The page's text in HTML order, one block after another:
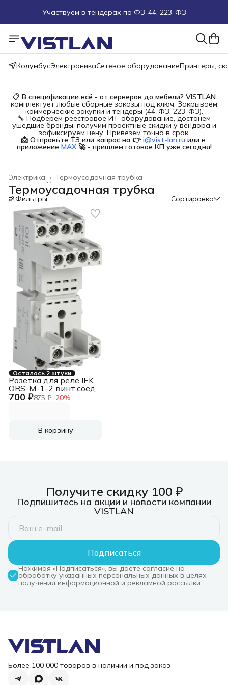
Участвуем в тендерах по ФЗ-44, 223-ФЗ
Поможем подобрать оборудование под ТЗ
Пуско-наладочные работы
Более 100 000 позиций в наличии и под заказ
КолумбусЭлектроникаСетевое оборудованиеПринтеры,
📋 В спецификации всё - от серверов до мебели? VISTLAN
комплектует любые сборные заказы под ключ. Закрываем
коммерческие закупки и тендеры (44-ФЗ, 223-ФЗ).
🔧 Подберем реестровое ИТ-оборудование, достанем
ушедшие бренды, получим проектные скидки у вендора и
зафиксируем цену. Привезем точно в срок.
📩 Отправьте ТЗ или запрос на 👉 i@vist-lan.ru или в
приложение MAX 🚀 - пришлем готовое КП уже сегодня!
Термоусадочная трубка
Электрика ›
Строительство и ремонт ›
Главная
Термоусадочная трубка
Фильтры Сортировка
Осталось 2 штуки
700 ₽875 ₽−20%
Розетка для реле IEK
ORS-M-1-2 винт.соед.
300 (ORS-M-1-2-G)
В корзину
Получите скидку 100 ₽
Подпишитесь на акции и новости компании
VISTLAN
Подписаться
Нажимая «Подписаться», вы даете согласие на
обработку указанных персональных данных в целях
получения информационной и рекламной рассылки
Более 100 000 товаров в наличии и под заказ